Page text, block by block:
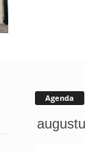
Agenda